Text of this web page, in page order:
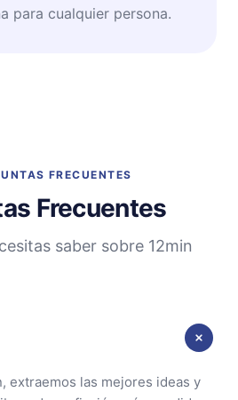
para cualquier persona.
FRECUENTES
Frecuentes
saber sobre 12min
extraemos las mejores ideas y